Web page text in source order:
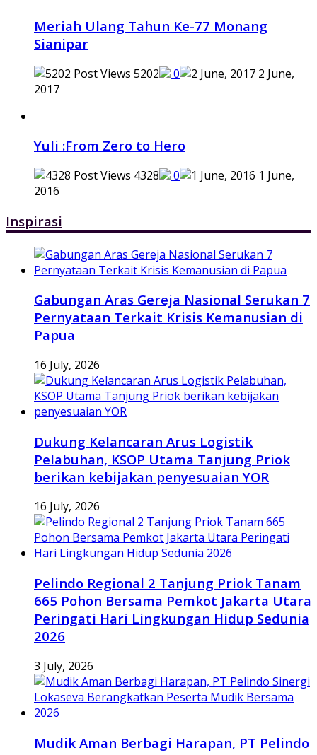
Meriah Ulang Tahun Ke-77 Monang
Sianipar
5202 0
2 June,
2017
Yuli :From Zero to Hero
4328 0
1 June,
2016
Inspirasi
Gabungan Aras Gereja Nasional Serukan 7
Pernyataan Terkait Krisis Kemanusian di
Papua
16 July, 2026
Dukung Kelancaran Arus Logistik
Pelabuhan, KSOP Utama Tanjung Priok
berikan kebijakan penyesuaian YOR
16 July, 2026
Pelindo Regional 2 Tanjung Priok Tanam
665 Pohon Bersama Pemkot Jakarta Utara
Peringati Hari Lingkungan Hidup Sedunia
2026
3 July, 2026
Mudik Aman Berbagi Harapan, PT Pelindo